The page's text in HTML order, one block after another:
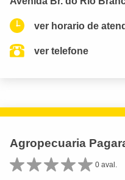
ver horario de
ver telefone
Agropecuaria
0 aval.